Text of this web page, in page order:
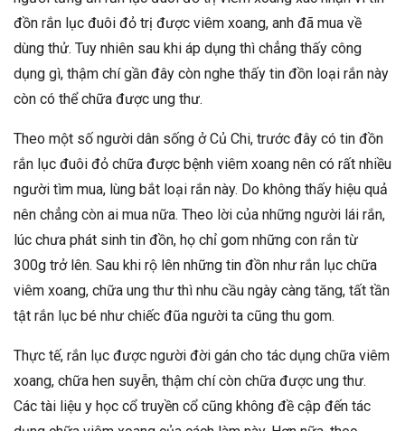
đồn rắn lục đuôi đỏ trị được viêm xoang, anh đã mua về
dùng thử. Tuy nhiên sau khi áp dụng thì chẳng thấy công
dụng gì, thậm chí gần đây còn nghe thấy tin đồn loại rắn này
còn có thể chữa được ung thư.
Theo một số người dân sống ở Củ Chi, trước đây có tin đồn
rắn lục đuôi đỏ chữa được bệnh viêm xoang nên có rất nhiều
người tìm mua, lùng bắt loại rắn này. Do không thấy hiệu quả
nên chẳng còn ai mua nữa. Theo lời của những người lái rắn,
lúc chưa phát sinh tin đồn, họ chỉ gom những con rắn từ
300g trở lên. Sau khi rộ lên những tin đồn như rắn lục chữa
viêm xoang, chữa ung thư thì nhu cầu ngày càng tăng, tất tần
tật rắn lục bé như chiếc đũa người ta cũng thu gom.
Thực tế, rắn lục được người đời gán cho tác dụng chữa viêm
xoang, chữa hen suyễn, thậm chí còn chữa được ung thư.
Các tài liệu y học cổ truyền cổ cũng không đề cập đến tác